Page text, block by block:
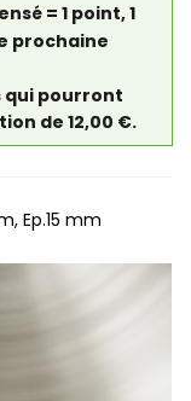
= 1 point, 1
prochaine
qui pourront
de 12,00 €.
Ep.15 mm